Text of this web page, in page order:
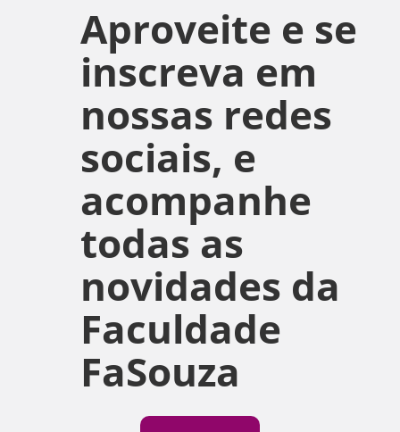
Aproveite e se
inscreva em
nossas redes
sociais, e
acompanhe
todas as
novidades da
Faculdade
FaSouza